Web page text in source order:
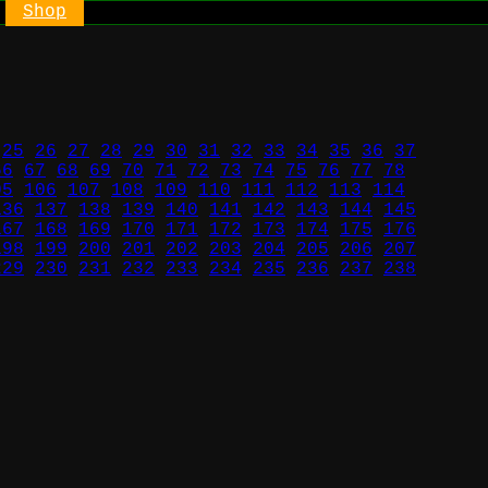
Shop
25 26 27 28 29 30 31 32 33 34 35 36
37
67 68 69 70 71 72 73 74 75 76 77
78
106 107 108 109 110 111 112 113
114
137 138 139 140 141 142 143 144
145
168 169 170 171 172 173 174 175
176
199 200 201 202 203 204 205 206
207
230 231 232 233 234 235 236 237 238